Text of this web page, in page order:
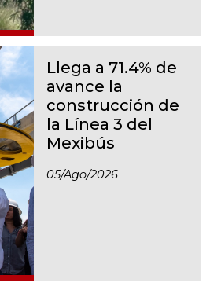
Llega a 71.4% de
avance la
construcción de
la Línea 3 del
Mexibús
05/ago/2026